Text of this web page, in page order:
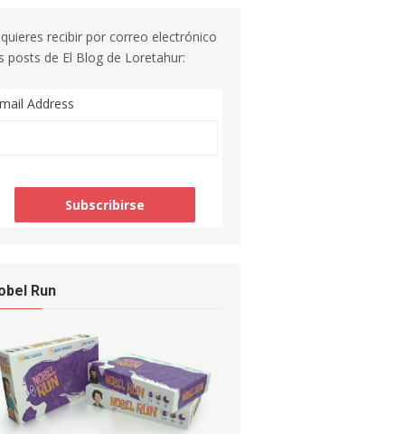
recibir por correo electrónico
posts de El Blog de Loretahur:
Address
Run